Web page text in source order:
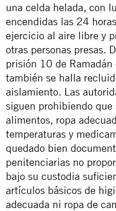
una celda helada, con
encendidas las 24
ejercicio al aire libre y
otras personas presas.
prisión 10 de
también se halla
aislamiento. Las
siguen prohibiendo
alimentos, ropa
temperaturas y
quedado bien
penitenciarias no
bajo su custodia
artículos básicos de
adecuada ni ropa de